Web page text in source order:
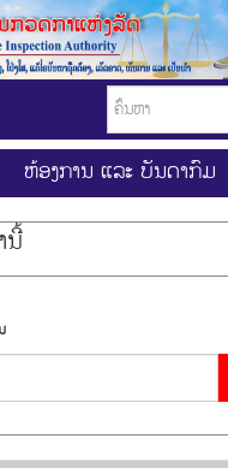
ຫ້ອງການ ແລະ ບັນດາກົມ
ນີ້